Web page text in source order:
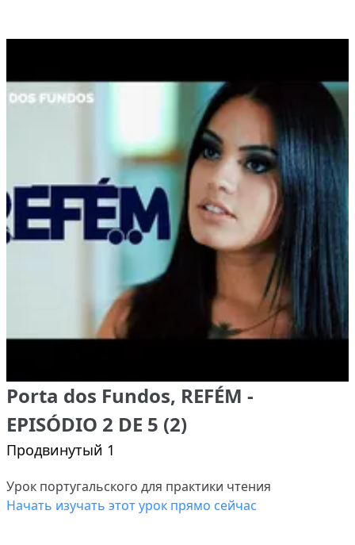
Porta dos Fundos, REFÉM -
EPISÓDIO 2 DE 5 (2)
Продвинутый 1
Урок португальского для практики чтения
Начать изучать этот урок прямо сейчас